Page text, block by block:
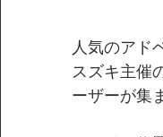
人気のアド
スズキ主催
ーザーが集